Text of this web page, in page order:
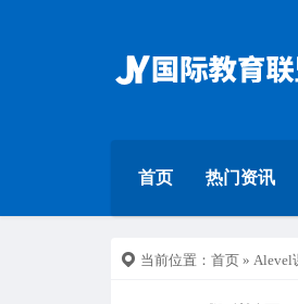
首页 热门资讯
当前位置： 首页 » Alevel